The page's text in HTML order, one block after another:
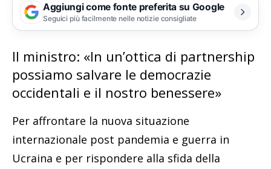
Aggiungi come fonte preferita su Google
Seguici più facilmente nelle notizie consigliate
Il ministro: «In un’ottica di partnership
possiamo salvare le democrazie
occidentali e il nostro benessere»
Per affrontare la nuova situazione
internazionale post pandemia e guerra in
Ucraina e per rispondere alla sfida della